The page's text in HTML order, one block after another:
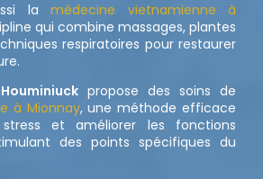
la médecine vietnamienne à
qui combine massages, plantes
respiratoires pour restaurer
propose des soins de
à Mionnay, une méthode efficace
et améliorer les fonctions
des points spécifiques du